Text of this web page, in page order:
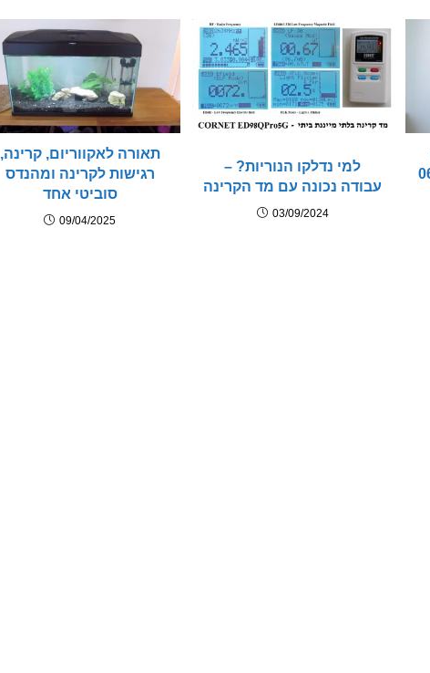
תאורה לאקווריום, קרינה,
רגישות לקרינה ומהנדס
סוביטי אחד
09/04/2025
למי נדלקו הנוריות? –
עבודה נכונה עם מד הקרינה
03/09/2024